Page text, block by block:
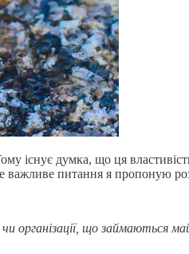
існує думка, що ця
важливе питання я пропоную
організації, що займаються